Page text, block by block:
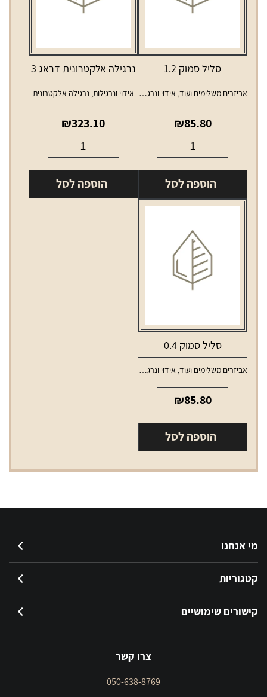
סליל סמוק 1.2
אביזרים משלימים ועוד, אידוי ונרגילות ,סלילים וסוללות למכשירי אידוי
₪85.80
של
סליל
סמוק
1.2
הוספה לסל
נרגילה אלקטרונית דראג 3
אידוי ונרגילות,נרגילה אלקטרונית
₪323.10
של
נרגילה
אלקטרונית
הוספה לסל
סליל סמוק 0.4
אביזרים משלימים ועוד, אידוי ונרגילות
₪85.80
הוספה לסל
מי אנחנו
קטגוריות
קישורים שימושיים
צרו קשר
050-638-8769